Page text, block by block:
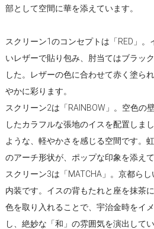
部として空間に華を添えています。
スクリーン1のコンセプトは「RED」
いレザーで貼り包み、肘当てはブラッ
した。レザーの色に合わせて赤く塗ら
やかに彩ります。
スクリーン2は「RAINBOW」。空色の
したカラフルな張地のイスを配置しま
ような、軽やかさを感じる空間です。
のアーチ形状が、ポップな印象を添えて
スクリーン3は「MATCHA」。京都ら
内装です。イスの背もたれと座を抹茶
色を取り入れることで、宇治金時をイ
し、絶妙な「和」の雰囲気を演出してい